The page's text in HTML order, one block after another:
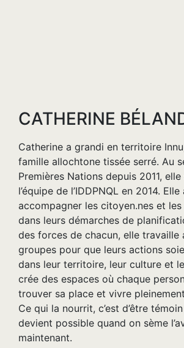
CATHERINE
Catherine a grandi en territoire
famille allochtone tissée serré. Au
Premières Nations depuis 2011, elle
l’équipe de l’IDDPNQL en 2014.
accompagner les citoyen.nes et
dans leurs démarches de
des forces de chacun, elle travaille
groupes pour que leurs actions
dans leur territoire, leur culture et
crée des espaces où chaque
trouver sa place et vivre
Ce qui la nourrit, c’est d’être
devient possible quand on sème
maintenant.